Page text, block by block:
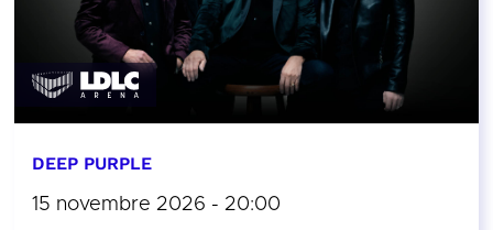
DEEP PURPLE
15 novembre 2026 - 20:00